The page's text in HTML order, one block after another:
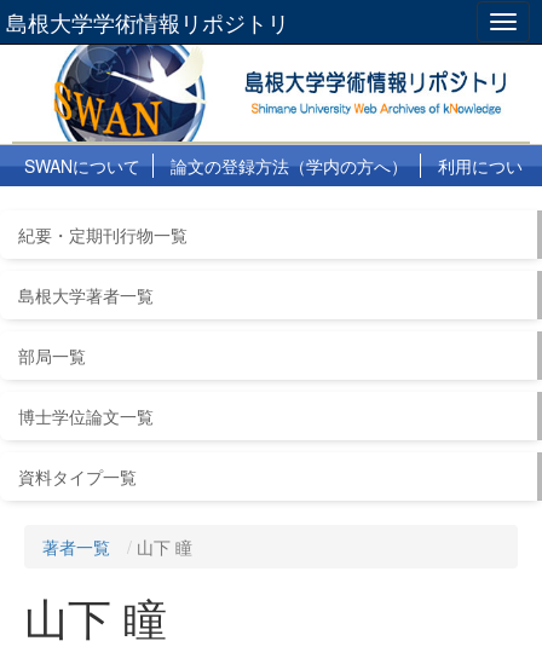
島根大学学術情報リポジトリ
SWANについて 論文の登録方法（学内の方へ）
利用につい
紀要・定期刊行物一覧
島根大学著者一覧
部局一覧
博士学位論文一覧
資料タイプ一覧
著者一覧 山下 瞳
山下 瞳